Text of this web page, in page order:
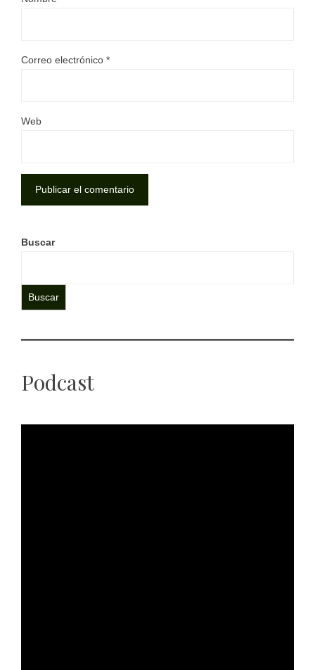
Correo electrónico *
Web
Buscar
Buscar
Podcast